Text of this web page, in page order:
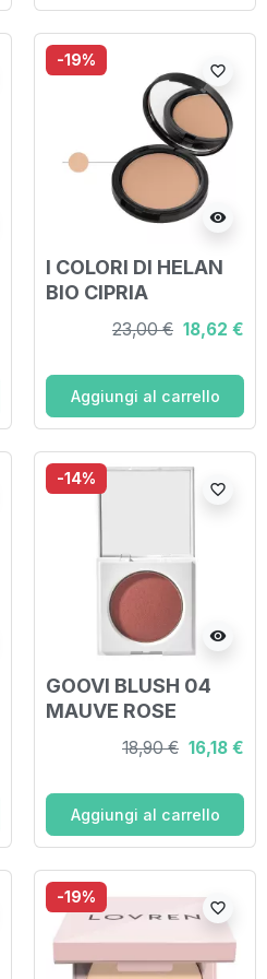
-19%
visibility
favorite_border
I COLORI DI HELAN
BIO CIPRIA
COMPATTA-
NATURALE
23,00 € 18,62 €
Aggiungi al carrello
-14%
visibility
favorite_border
GOOVI BLUSH 04
MAUVE ROSE
18,90 € 16,18 €
Aggiungi al carrello
-19%
favorite_border